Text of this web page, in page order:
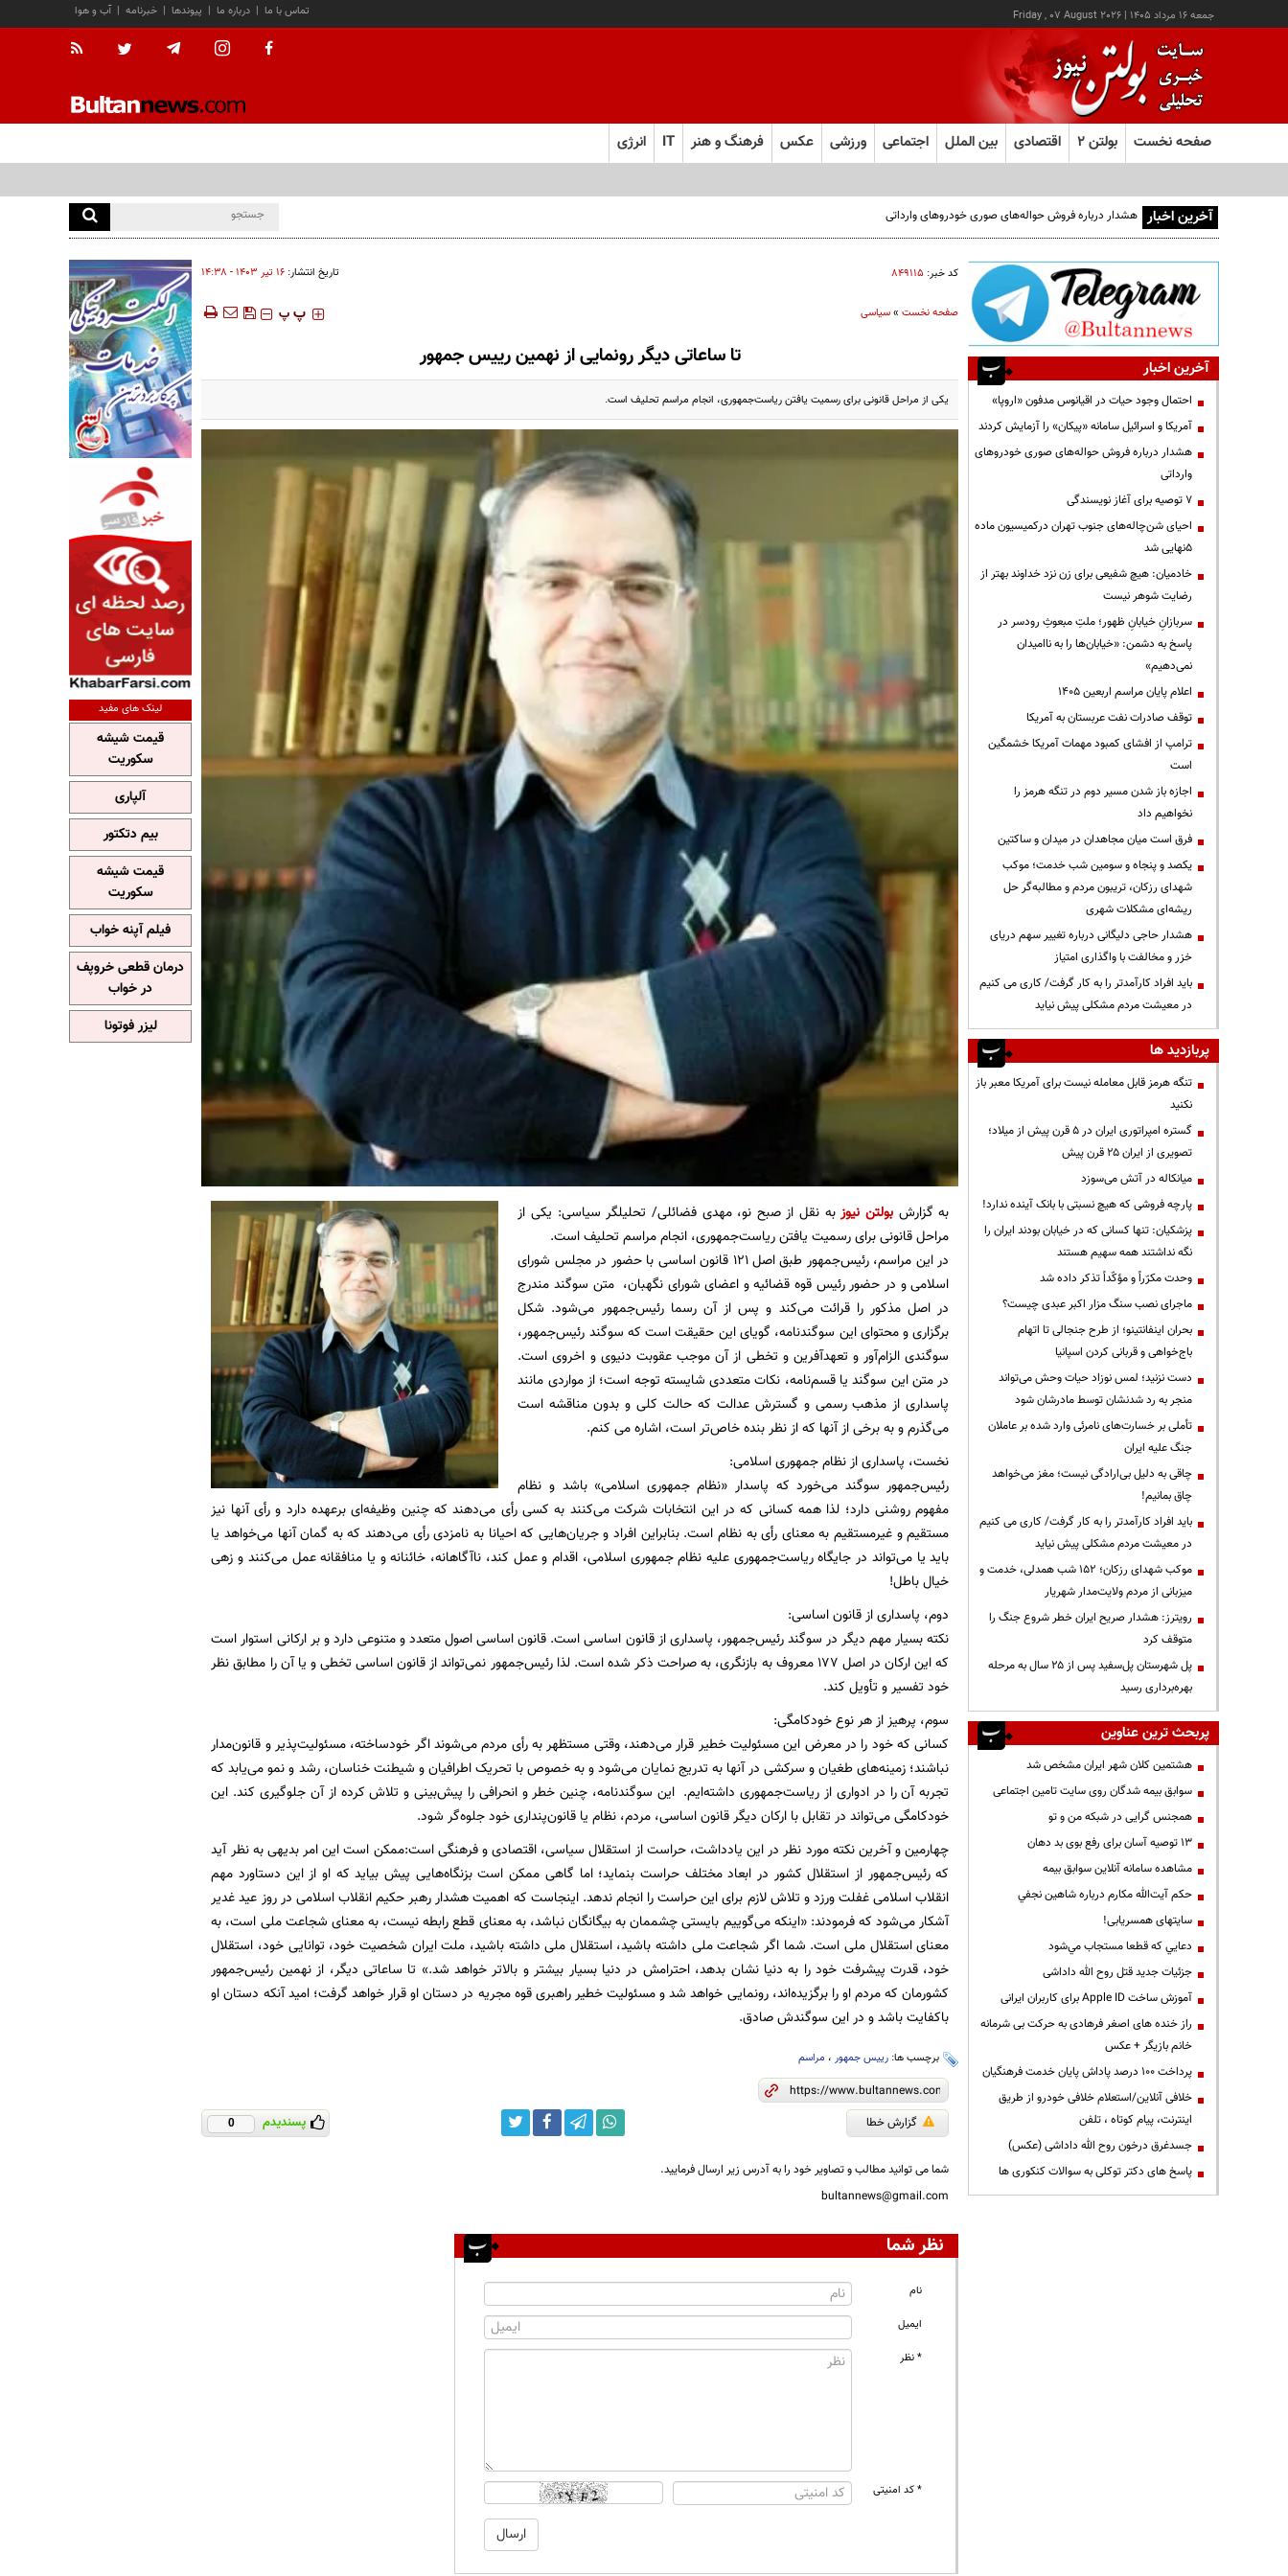
جمعه ۱۶ مرداد ۱۴۰۵ |
Friday , 07 August 2026 آب و هوا | خبرنامه | پیوندها | درباره ما | تماس با ما
صفحه نخست بولتن ۲ اقتصادی بین الملل اجتماعی ورزشی عکس فرهنگ و هنر IT انرژی
آخرین اخبار هشدار درباره فروش حواله‌های صوری خودروهای وارداتی
کد خبر: ۸۴۹۱۱۵ تاریخ انتشار: ۱۶ تير ۱۴۰۳ - ۱۴:۳۸
صفحه نخست»سیاسی ‍‍‍ پ پ
تا ساعاتی دیگر رونمایی از نهمین رییس جمهور
یکی از مراحل قانونی برای رسمیت یافتن ریاست‌جمهوری، انجام مراسم تحلیف است.
به گزارش بولتن نیوزبه نقل از صبح نو، مهدی فضائلی/ تحلیلگر سیاسی: یکی از
مراحل قانونی برای رسمیت یافتن ریاست‌جمهوری، انجام مراسم تحلیف است.
در این مراسم، رئیس‌جمهور طبق اصل ۱۲۱ قانون اساسی با حضور در مجلس شورای
اسلامی و در حضور رئیس قوه قضائیه و اعضای شورای نگهبان، متن سوگند مندرج
در اصل مذکور را قرائت می‌کند و پس از آن رسما رئیس‌جمهور می‌شود. شکل
برگزاری و محتوای این سوگند‌نامه، گویای این حقیقت است که سوگند رئیس‌جمهور،
سوگندی الزام‌آور و تعهدآفرین و تخطی از آن موجب عقوبت دنیوی و اخروی است.
در متن این سوگند یا قسم‌نامه، نکات متعددی شایسته توجه است؛ از مواردی مانند
پاسداری از مذهب رسمی و گسترش عدالت که حالت کلی و بدون مناقشه است
می‌گذرم و به برخی از آنها که از نظر بنده خاص‌تر است، اشاره می کنم.
نخست، پاسداری از نظام جمهوری اسلامی:
رئیس‌جمهور سوگند می‌خورد که پاسدار «نظام جمهوری اسلامی» باشد و نظام
مفهوم روشنی دارد؛ لذا همه کسانی که در این انتخابات شر‌کت می‌کنند به کسی رأی می‌دهند که چنین وظیفه‌ای برعهده دارد و رأی آنها نیز
مستقیم و غیرمستقیم به معنای رأی به نظام است. بنابراین افراد و جريان‌هایی که احیانا به نامزدی رأی می‌‌دهند که به گمان آنها می‌خواهد یا
باید یا می‌تواند در جایگاه ریاست‌جمهوری علیه نظام جمهوری اسلامی، اقدام و عمل کند، ناآگاهانه، خائنانه و یا منافقانه عمل می‌کنند و زهی
خیال باطل!
دوم، پاسداری از قانون اساسی:
نکته بسیار مهم دیگر در سوگند رئیس‌جمهور، پاسداری از قانون اساسی است. قانون اساسی اصول متعدد و متنوعی دارد و بر ارکانی استوار است
که این ارکان در اصل ۱۷۷ معروف به بازنگری، به صراحت ذکر شده است. لذا رئیس‌جمهور نمی‌تواند از قانون اساسی تخطی و یا آن را مطابق نظر
خود تفسیر و تأویل کند.
سوم، پرهیز از هر نوع خودکامگی:
کسانی که خود را در معرض این مسئولیت خطیر قرار می‌دهند، وقتی مستظهر به رأی مردم می‌شوند اگر خودساخته، مسئولیت‌پذیر و قانون‌مدار
نباشند؛ زمینه‌های طغیان و سرکشی در آنها به تدریج نمایان می‌شود و به خصوص با تحریک اطرافیان و شیطنت خناسان، رشد و نمو می‌یابد که
تجربه آن ‌را در ادواری از ریاست‌جمهوری داشته‌ایم. این سوگند‌نامه، چنین خطر و انحرافی را پیش‌بینی و تلاش کرده از آن جلوگیری کند. این
خودکامگی می‌تواند در تقابل با ارکان دیگر قانون اساسی، مردم، نظام یا قانون‌پنداری خود جلوه‌گر شود.
چهارمین و آخرین نکته مورد نظر در این یادداشت، حراست از استقلال سیاسی، اقتصادی و فرهنگی است:ممکن است این امر بدیهی به نظر آید
که رئیس‌جمهور از استقلال کشور در ابعاد مختلف حراست بنماید؛ اما گاهی ممکن است بزنگاه‌هایی پیش بیاید که او از این دستاورد مهم
انقلاب اسلامی غفلت ورزد و تلاش لازم برای این حراست را انجام ندهد. اینجاست که اهمیت هشدار رهبر حکیم انقلاب اسلامی در روز عید غدیر
آشکار می‌شود که فرمودند: «اینکه می‌گوییم بایستی چشممان به بیگانگان نباشد، به معنای قطع رابطه نیست، به معنای شجاعت ملی است، به
معنای استقلال ملی است. شما اگر شجاعت ملی داشته باشید، استقلال ملی داشته باشید، ملت ایران شخصیت خود، توانایی خود، استقلال
خود، قدرت پیشرفت خود را به دنیا نشان بدهد، احترامش در دنیا بسیار بیشتر و بالاتر خواهد شد.» تا ساعاتی دیگر، از نهمین رئیس‌جمهور
کشورمان که مردم او را برگزیده‌اند، رونمایی خواهد شد و مسئولیت خطیر راهبری قوه مجریه در دستان او قرار خواهد گرفت؛ امید آنکه دستان او
باکفایت باشد و در این سوگندش صادق.
برچسب ها: رییس جمهور، مراسم
گزارش خطا پسندیدم 0
شما می توانید مطالب و تصاویر خود را به آدرس زیر ارسال فرمایید.
bultannews@gmail.com
نظر شما
نام
ایمیل
* نظر
* کد امنیتی
آخرین اخبار
احتمال وجود حیات در اقیانوس مدفون «اروپا»
آمریکا و اسرائیل سامانه «پیکان» را آزمایش کردند
هشدار درباره فروش حواله‌های صوری خودروهای
وارداتی
۷ توصیه برای آغاز نویسندگی
احیای شن‌چاله‌های جنوب تهران درکمیسیون ماده
۵نهایی شد
خادمیان: هیچ شفیعی برای زن نزد خداوند بهتر از
رضایت شوهر نیست
سربازانِ خیابانِ ظهور؛ ملتِ مبعوثِ رودسر در
پاسخ به دشمن: «خیابان‌ها را به ناامیدان
نمی‌دهیم»
اعلام پایان مراسم اربعین ۱۴۰۵
توقف صادرات نفت عربستان به آمریکا
ترامپ از افشای کمبود مهمات آمریکا خشمگین
است
اجازه باز شدن مسیر دوم در تنگه هرمز را
نخواهیم داد
فرق است میان مجاهدان در میدان و ساکتین
یکصد و پنجاه و سومین شب خدمت؛ موکب
شهدای رزکان، تریبون مردم و مطالبه‌گر حل
ریشه‌ای مشکلات شهری
هشدار حاجی دلیگانی درباره تغییر سهم دریای
خزر و مخالفت با واگذاری امتیاز
باید افراد کارآمدتر را به کار گرفت/ کاری می کنیم
در معیشت مردم مشکلی پیش نیاید
پربازدید ها
تنگه هرمز قابل معامله نیست برای آمریکا معبر باز
نکنید
گستره امپراتوری ایران در ۵ قرن پیش از میلاد؛
تصویری از ایران ۲۵ قرن پیش
میانکاله در آتش می‌سوزد
پارچه فروشی که هیچ نسبتی با بانک آینده ندارد!
پزشکیان: تنها کسانی که در خیابان بودند ایران را
نگه نداشتند همه سهیم هستند
وحدت مکرّراً و مؤکّداً تذکر داده شد
ماجرای نصب سنگ مزار اکبر عبدی چیست؟
بحران اینفانتینو؛ از طرح جنجالی تا اتهام
باج‌خواهی و قربانی کردن اسپانیا
دست نزنید؛ لمس نوزاد حیات وحش می‌تواند
منجر به رد شدنشان توسط مادرشان شود
تأملی بر خسارت‌های نامرئی وارد شده بر عاملان
جنگ علیه ایران
چاقی به دلیل بی‌ارادگی نیست؛ مغز می‌خواهد
چاق بمانیم!
باید افراد کارآمدتر را به کار گرفت/ کاری می کنیم
در معیشت مردم مشکلی پیش نیاید
موکب شهدای رزکان؛ ۱۵۲ شب همدلی، خدمت و
میزبانی از مردم ولایت‌مدار شهریار
رویترز: هشدار صریح ایران خطر شروع جنگ را
متوقف کرد
پل شهرستان پل‌سفید پس از ۲۵ سال به مرحله
بهره‌برداری رسید
پربحث ترین عناوین
هشتمین کلان شهر ایران مشخص شد
سوابق بیمه شدگان روی سایت تامین اجتماعی
همجنس گرایی در شبکه من و تو
13 توصیه آسان برای رفع بوی بد دهان
مشاهده سامانه آنلاين سوابق بیمه
حكم آيت‌الله مكارم درباره شاهين نجفي
سایتهای همسریابی!
دعايي كه قطعا مستجاب مي‌شود
جزئیات جدید قتل روح الله داداشی
آموزش ساخت Apple ID برای کاربران ایرانی
راز خنده های اصغر فرهادی به حرکت بی شرمانه
خانم بازیگر + عکس
پرداخت ۱۰۰ درصد پاداش پایان خدمت فرهنگیان
خلافی آنلاین/استعلام خلافی خودرو از طریق
اینترنت، پیام کوتاه ، تلفن
جسدغرق درخون روح الله داداشی (عکس)
پاسخ های دکتر توکلی به سوالات کنکوری ها
لینک های مفید
قیمت شیشه
سکوریت
آلپاری
بیم دتکتور
قیمت شیشه
سکوریت
فیلم آپنه خواب
درمان قطعی خروپف
در خواب
لیزر فوتونا